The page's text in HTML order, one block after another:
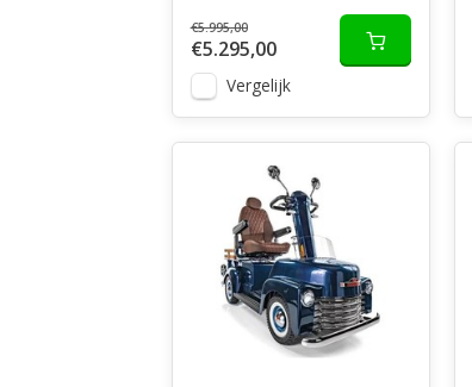
€5.995,00
€5.295,00
Vergelijk